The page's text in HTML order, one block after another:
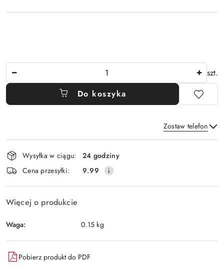
szt.
Do koszyka
Zostaw telefon
Wyślij
Dostępność
i
dostawa
Wysyłka w ciągu:
24 godziny
Cena przesyłki:
9.99
Więcej o produkcie
Waga: 0.15 kg
Pobierz produkt do PDF